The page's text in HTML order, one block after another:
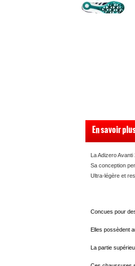
En savoir
La Adizero
Sa conception
Ultra-légère et
Concues pour
Elles possèdent
La partie